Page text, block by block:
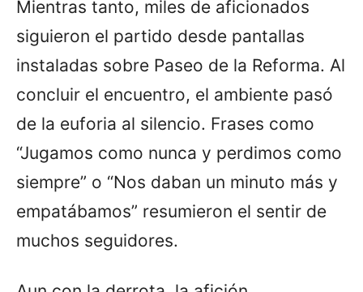
Mientras tanto, miles de aficionados
siguieron el partido desde pantallas
instaladas sobre Paseo de la Reforma. Al
concluir el encuentro, el ambiente pasó
de la euforia al silencio. Frases como
“Jugamos como nunca y perdimos como
siempre” o “Nos daban un minuto más y
empatábamos” resumieron el sentir de
muchos seguidores.